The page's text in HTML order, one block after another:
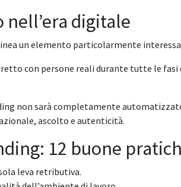
nell’era digitale
un elemento particolarmente
con persone reali durante tutte le fasi
non sarà completamente
ascolto e autenticità.
12 buone
leva retributiva.